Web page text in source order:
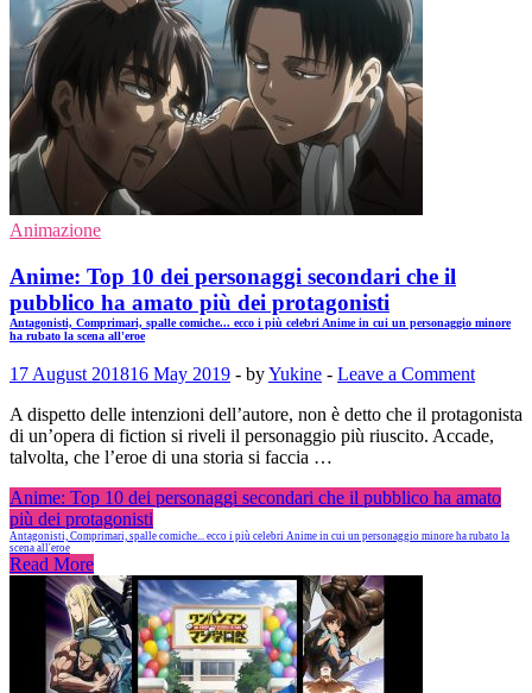
Animazione
Anime: Top 10 dei personaggi secondari che il
pubblico ha amato più dei protagonisti
Antagonisti, Comprimari, spalle comiche... ecco i più celebri Anime in cui un personaggio minore
ha rubato la scena all'eroe
17 August 201816 May 2019 - byYukine - Leave a Comment
A dispetto delle intenzioni dell’autore, non è detto che il protagonista
di un’opera di fiction si riveli il personaggio più riuscito. Accade,
talvolta, che l’eroe di una storia si faccia …
Anime: Top 10 dei personaggi secondari che il pubblico ha amato
più dei protagonisti
Antagonisti, Comprimari, spalle comiche... ecco i più celebri Anime in cui un personaggio minore ha rubato la
scena all'eroe
Read More